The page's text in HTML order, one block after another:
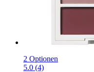
2 Optionen
5.0 (4)